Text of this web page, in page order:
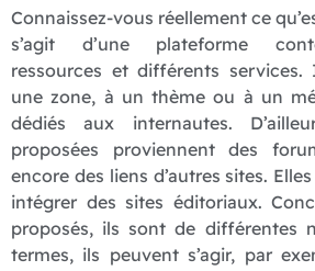
Connaissez-vous réellement ce
s’agit d’une plateforme
ressources et différents
une zone, à un thème ou à un
dédiés aux internautes.
proposées proviennent des
encore des liens d’autres sites.
intégrer des sites éditoriaux.
proposés, ils sont de différentes
termes, ils peuvent s’agir, par